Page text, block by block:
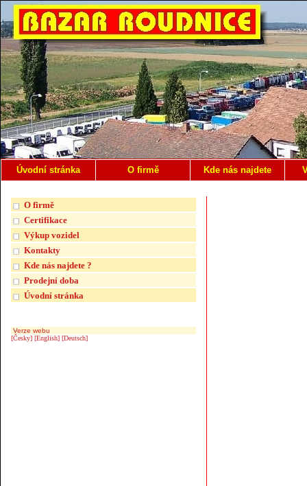
Úvodní stránka O firmě Kde nás najdete
O firmě
Certifikace
Výkup vozidel
Kontakty
Kde nás najdete ?
Prodejní doba
Úvodní stránka
Verze webu
[Česky] [English] [Deutsch]